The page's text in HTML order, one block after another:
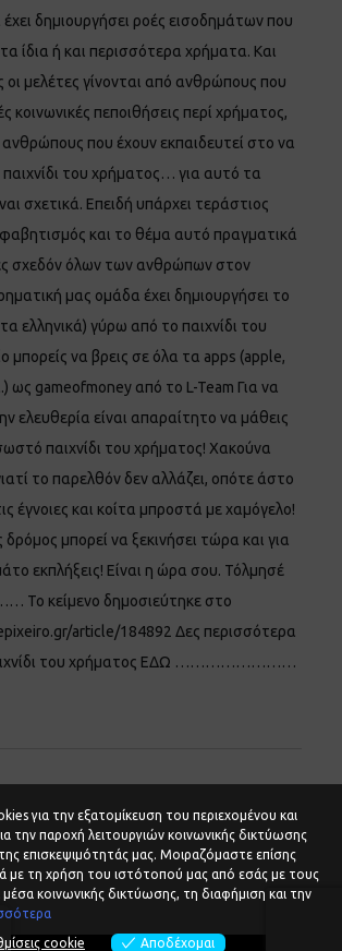
δημιουργήσει ροές εισοδημάτων που
ίδια ή και περισσότερα χρήματα. Και
οι μελέτες γίνονται από ανθρώπους που
κοινωνικές πεποιθήσεις περί χρήματος,
ανθρώπους που έχουν εκπαιδευτεί στο να
του χρήματος… για αυτό τα
σχετικά. Επειδή υπάρχει τεράστιος
και το θέμα αυτό πραγματικά
σχεδόν όλων των ανθρώπων στον
μας ομάδα έχει δημιουργήσει το
ελληνικά) γύρω από το παιχνίδι του
μπορείς να βρεις σε όλα τα apps (apple,
ως gameofmoney από το L-Team Για να
ελευθερία είναι απαραίτητο να μάθεις
παιχνίδι του χρήματος! Χακούνα
το παρελθόν δεν αλλάζει, οπότε άστο
έγνοιες και κοίτα μπροστά με χαμόγελο!
μπορεί να ξεκινήσει τώρα και για
εκπλήξεις! Είναι η ώρα σου. Τόλμησέ
κείμενο δημοσιεύτηκε στο
article/184892 Δες περισσότερα
του χρήματος ΕΔΩ ……………………
για την εξατομίκευση του περιεχομένου και
την παροχή λειτουργιών κοινωνικής δικτύωσης
επισκεψιμότητάς μας. Μοιραζόμαστε επίσης
με τη χρήση του ιστότοπού μας από εσάς με τους
κοινωνικής δικτύωσης, τη διαφήμιση και την
cookie Αποδέχομαι